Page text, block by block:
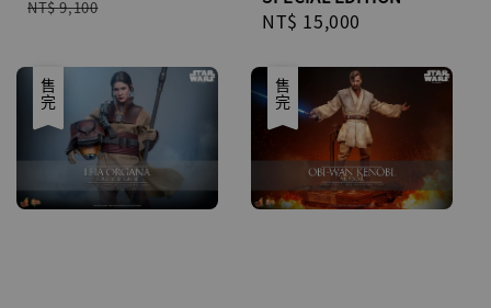
Regular
NT$ 9,100
Regular
NT$ 15,000
優惠
售完 優惠
售完